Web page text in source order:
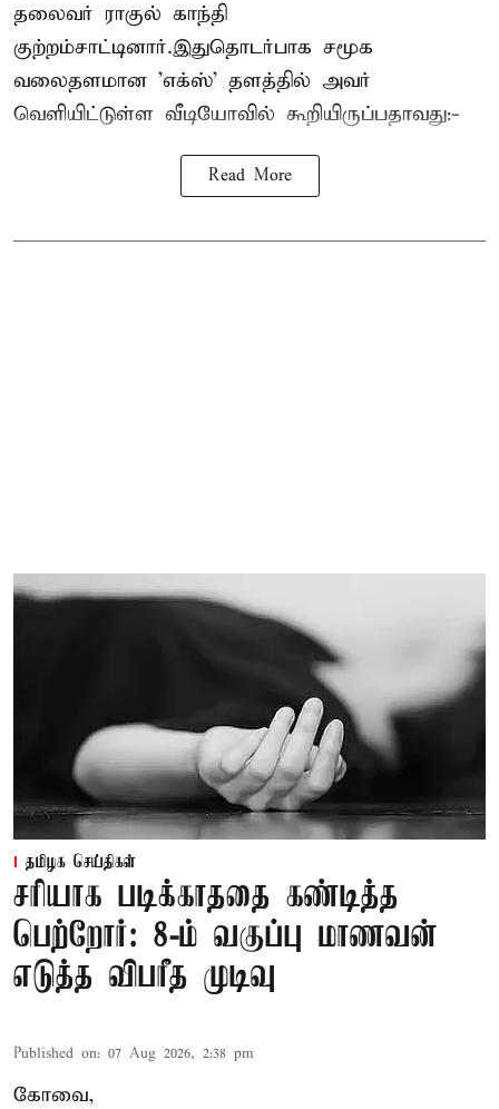
தலைவர் ராகுல் காந்தி
குற்றம்சாட்டினார்.இதுதொடர்பாக சமூக
வலைதளமான 'எக்ஸ்' தளத்தில் அவர்
வெளியிட்டுள்ள வீடியோவில் கூறியிருப்பதாவது:-
Read More
தமிழக செய்திகள்
சரியாக படிக்காததை கண்டித்த
பெற்றோர்: 8-ம் வகுப்பு மாணவன்
எடுத்த விபரீத முடிவு
Published on: 07 Aug 2026, 2:38 pm
கோவை,